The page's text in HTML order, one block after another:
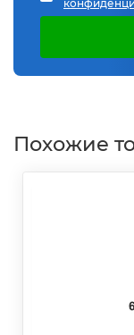
Похожие